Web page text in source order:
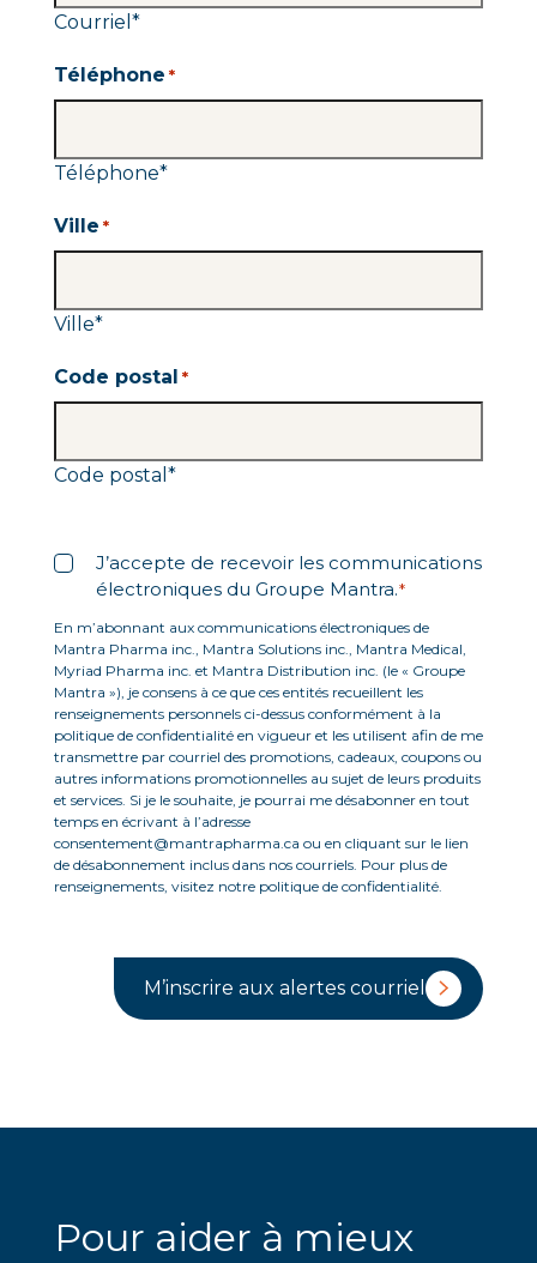
Courriel *
Téléphone *
Téléphone*
Ville *
Ville*
Code postal *
Code postal *
*
J’accepte de recevoir les communications
électroniques du Groupe Mantra.*
En m’abonnant aux communications électroniques de
Mantra Pharma inc., Mantra Solutions inc., Mantra Medical,
Myriad Pharma inc. et Mantra Distribution inc. (le « Groupe
Mantra »), je consens à ce que ces entités recueillent les
renseignements personnels ci-dessus conformément à la
politique de confidentialité en vigueur et les utilisent afin de me
transmettre par courriel des promotions, cadeaux, coupons ou
autres informations promotionnelles au sujet de leurs produits
et services. Si je le souhaite, je pourrai me désabonner en tout
temps en écrivant à l’adresse
consentement@mantrapharma.ca ou en cliquant sur le lien
de désabonnement inclus dans nos courriels. Pour plus de
renseignements, visitez notre politique de confidentialité.
Pour aider à mieux